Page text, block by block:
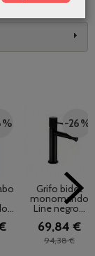
% -26 %
Grifo bidet
monomando
Line negro...
69,84 €
94,38 €